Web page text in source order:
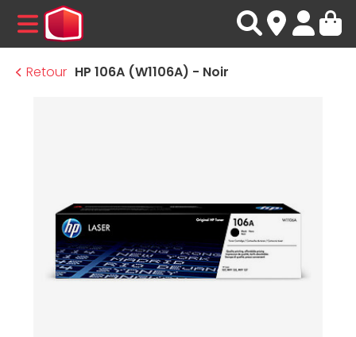
MENU
Retour HP 106A (W1106A) - Noir